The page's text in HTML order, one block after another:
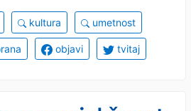
kultura umetnost
objavi tvitaj